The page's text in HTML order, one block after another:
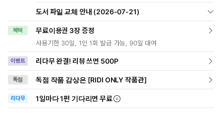
도서 파일 교체 안내 (2026-07-21)
혜택 무료이용권 3장 증정
사용기한 30일, 1인 1회 발급 가능, 90일 대여
이벤트 리다무 완결! 리뷰 쓰면 500P
독점 독점 작품 감상은 [RIDI ONLY 작품관]
리다무 1일마다1편 기다리면 무료